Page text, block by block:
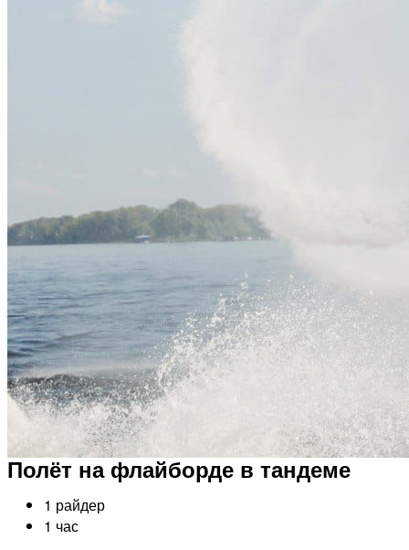
Полёт на флайборде в тандеме
1 райдер
1 час